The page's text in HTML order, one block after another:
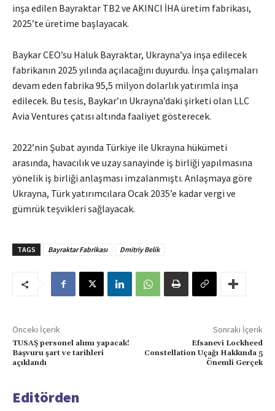
inşa edilen Bayraktar TB2 ve AKINCI İHA üretim fabrikası,
2025’te üretime başlayacak.
Baykar CEO’su Haluk Bayraktar, Ukrayna’ya inşa edilecek
fabrikanın 2025 yılında açılacağını duyurdu. İnşa çalışmaları
devam eden fabrika 95,5 milyon dolarlık yatırımla inşa
edilecek. Bu tesis, Baykar’ın Ukrayna’daki şirketi olan LLC
Avia Ventures çatısı altında faaliyet gösterecek.
2022’nin Şubat ayında Türkiye ile Ukrayna hükümeti
arasında, havacılık ve uzay sanayinde iş birliği yapılmasına
yönelik iş birliği anlaşması imzalanmıştı. Anlaşmaya göre
Ukrayna, Türk yatırımcılara Ocak 2035’e kadar vergi ve
gümrük teşvikleri sağlayacak.
TAGS Bayraktar Fabrikası Dmitriy Belik
Önceki İçerik
TUSAŞ personel alımı yapacak!
Başvuru şart ve tarihleri
açıklandı
Sonraki İçerik
Efsanevi Lockheed
Constellation Uçağı Hakkında 5
Önemli Gerçek
Editörden